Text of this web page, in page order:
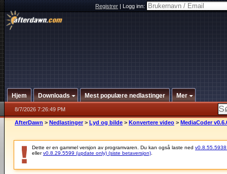
Registrer|Logg inn:
Hjem Downloads Mest populære nedlastinger Mer
8/7/2026 7:26:49 PM
AfterDawn > Nedlastinger > Lyd og bilde > Konvertere video > MediaCoder
Dette er en gammel versjon av programvaren. Du kan også laste ned v0.8.55.5938
ellerv0.8.29.5599 (update only) (siste betaversjon)